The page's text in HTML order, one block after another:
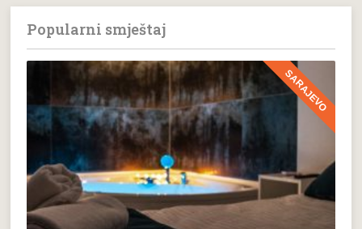
Popularni smještaj
SARAJEVO